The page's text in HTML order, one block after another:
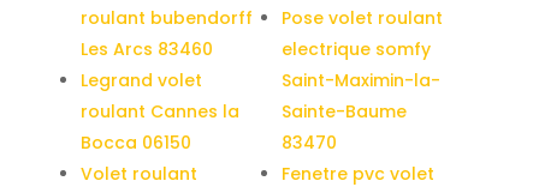
roulant bubendorff
Les Arcs 83460
Legrand volet
roulant Cannes la
Bocca 06150
Volet roulant
Pose volet roulant
electrique somfy
Saint-Maximin-la-
Sainte-Baume
83470
Fenetre pvc volet